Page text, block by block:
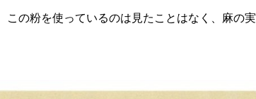
の粉を使っているのは見たことはなく、麻の実